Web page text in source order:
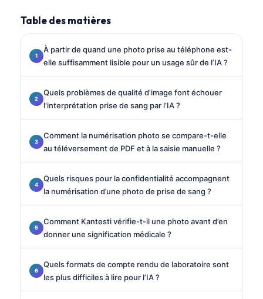
Table des matières
À partir de quand une photo prise au téléphone est-
elle suffisamment lisible pour un usage sûr de l’IA ?
Quels problèmes de qualité d’image font échouer
l’interprétation prise de sang par l’IA ?
Comment la numérisation photo se compare-t-elle
au téléversement de PDF et à la saisie manuelle ?
Quels risques pour la confidentialité accompagnent
la numérisation d’une photo de prise de sang ?
Comment Kantesti vérifie-t-il une photo avant d’en
donner une signification médicale ?
Quels formats de compte rendu de laboratoire sont
les plus difficiles à lire pour l’IA ?